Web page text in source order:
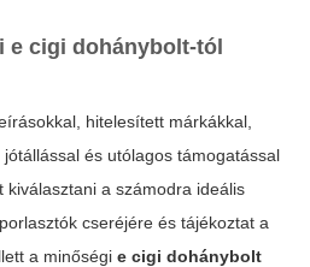
e cigi dohánybolt-tól
hitelesített márkákkal,
és utólagos támogatással
kiválasztani a számodra ideális
cseréjére és tájékoztat a
a minőségi e cigi dohánybolt